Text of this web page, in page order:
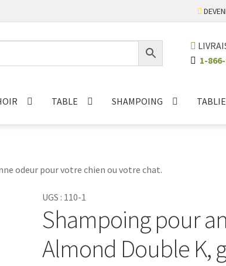
1-
TABLE SHAMPOING
odeur pour votre chien ou votre chat.
UGS : 110-1
Shampoing pour
Almond Double K,